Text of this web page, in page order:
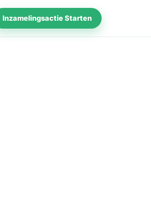
Inzamelingsactie Starten